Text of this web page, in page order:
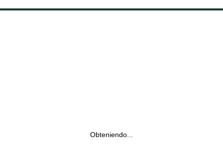
Obteniendo...